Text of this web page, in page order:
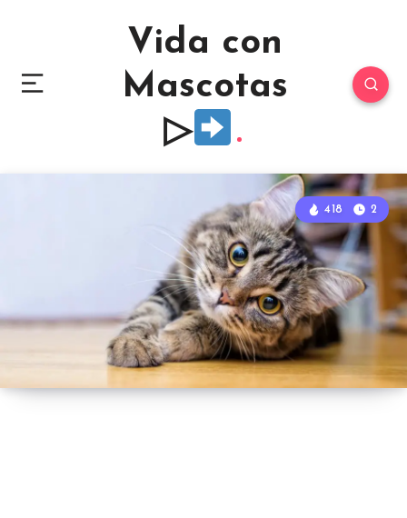
Vida con
Mascotas
▷
418 2